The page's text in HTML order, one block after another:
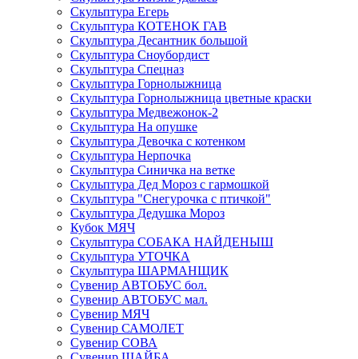
Скульптура Егерь
Скульптура КОТЕНОК ГАВ
Скульптура Десантник большой
Скульптура Сноубордист
Скульптура Спецназ
Скульптура Горнолыжница
Скульптура Горнолыжница цветные краски
Скульптура Медвежонок-2
Скульптура На опушке
Скульптура Девочка с котенком
Скульптура Нерпочка
Скульптура Синичка на ветке
Скульптура Дед Мороз с гармошкой
Скульптура "Снегурочка с птичкой"
Скульптура Дедушка Мороз
Кубок МЯЧ
Скульптура СОБАКА НАЙДЕНЫШ
Скульптура УТОЧКА
Скульптура ШАРМАНЩИК
Сувенир АВТОБУС бол.
Сувенир АВТОБУС мал.
Сувенир МЯЧ
Сувенир САМОЛЕТ
Сувенир СОВА